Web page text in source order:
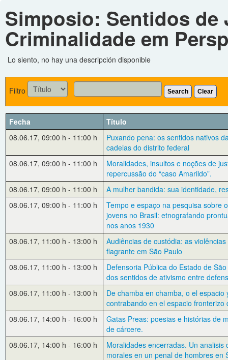
Simposio: Sentidos de
Criminalidade em
Lo siento, no hay una descripción disponible
Filtro Search Clear
Fecha
Título
08.06.17, 09:00 h - 11:00 h
Puxando pena: os sentidos nativos
cadeias do distrito federal
08.06.17, 09:00 h - 11:00 h
Moralidades, insultos e noções de
repercussão do “caso Amarildo”.
08.06.17, 09:00 h - 11:00 h
A mulher bandida: sua identidade,
08.06.17, 09:00 h - 11:00 h
Tempo e espaço na pesquisa sobre
jovens no Brasil: etnografando
nos anos 1930
08.06.17, 11:00 h - 13:00 h
Audiências de custódia: as
flagrante em São Paulo
08.06.17, 11:00 h - 13:00 h
Defensoria Pública do Estado de
dos sentidos de ativismo entre
08.06.17, 11:00 h - 13:00 h
De chamba en chamba, o el espacio
contrabando en el espacio fronterizo
08.06.17, 14:00 h - 16:00 h
Gatas Preas: poesias e histórias de
de cárcere.
08.06.17, 14:00 h - 16:00 h
Moralidades encerradas. Un analisis
morales en un penal de hombres en